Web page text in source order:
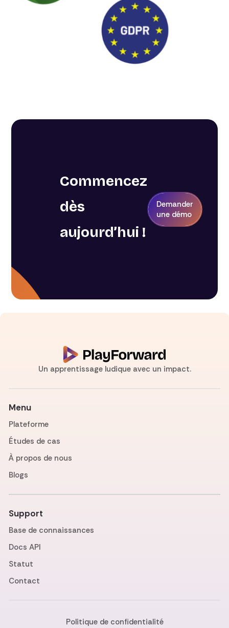
Commencez
dès
aujourd’hui !
Demander
une démo
Un apprentissage ludique avec un impact.
Menu
Plateforme
Études de cas
À propos de nous
Blogs
Support
Base de connaissances
Docs API
Statut
Contact
Politique de confidentialité